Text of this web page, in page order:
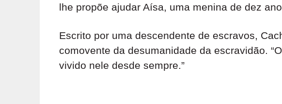
e
t
e
r
lhe propõe ajudar Aísa, uma menina de dez
Escrito por uma descendente de escravos,
comovente da desumanidade da escravidão.
vivido nele desde sempre.”